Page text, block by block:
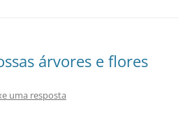
árvores e flores
uma resposta